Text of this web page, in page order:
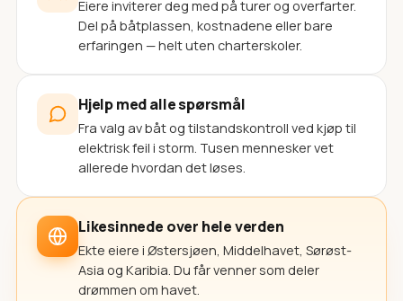
Eiere inviterer deg med på turer og overfarter.
Del på båtplassen, kostnadene eller bare
erfaringen — helt uten charterskoler.
Hjelp med alle spørsmål
Fra valg av båt og tilstandskontroll ved kjøp til
elektrisk feil i storm. Tusen mennesker vet
allerede hvordan det løses.
Likesinnede over hele verden
Ekte eiere i Østersjøen, Middelhavet, Sørøst-
Asia og Karibia. Du får venner som deler
drømmen om havet.